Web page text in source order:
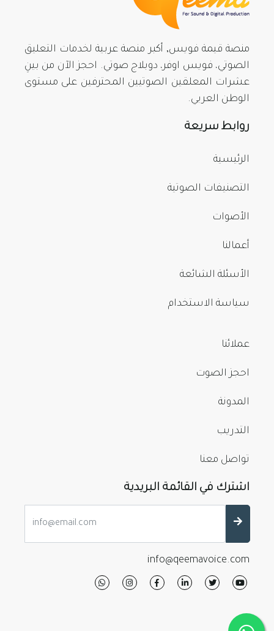
منصة قيمة فويس, أكبر منصة عربية لخدمات التعليق
الصوتي، فويس اوفر، دوبلاج صوتي. احجز الآن من بينِ
عشرات المعلقين الصوتيين المحترفين على مستوى
الوطن العربي.
روابط سريعة
الرئيسية
التصنيفات الصوتية
الأصوات
أعمالنا
الأسئلة الشائعة
سياسة الاستخدام
عملائنا
احجز الصوت
المدونة
التدريب
تواصل معنا
اشترك في القائمة البريدية
info@qeemavoice.com